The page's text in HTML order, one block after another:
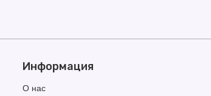
Информация
О нас